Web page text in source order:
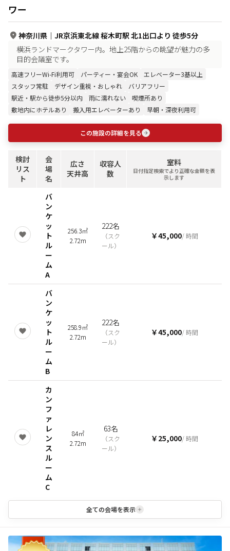
ワー
神奈川県 ｜ JR京浜東北線 桜木町駅 北1出口より 徒歩5分
横浜ランドマークタワー内。地上25階からの眺望が魅力の多
目的会議室です。
高速フリーWi-Fi利用可 パーティー・宴会OK
エレベーター3基以上
スタッフ常駐
デザイン重視・おしゃれ
バリアフリー
駅近・駅から徒歩5分以内
雨に濡れない
喫煙所あり
敷地内にホテルあり
搬入用エレベーターあり 早朝・深夜利用可
この施設の詳細を見る
検討
リス
ト
会
場
名
広さ
天井高
収容人
数
室料
日付指定検索でより正確な金額を表
示します
バ
ン
ケ
ッ
ト
ル
ー
ム
A
256.3㎡
2.72m
222名
（スク
ール）
￥45,000/ 時間
バ
ン
ケ
ッ
ト
ル
ー
ム
B
258.9㎡
2.72m
222名
（スク
ール）
￥45,000/ 時間
カ
ン
フ
ァ
レ
ン
ス
ル
ー
ム
C
84㎡
2.72m
63名
（スク
ール）
￥25,000/ 時間
全ての会場を表示